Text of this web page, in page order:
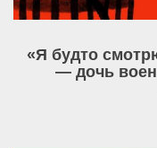
«Я будто
— дочь